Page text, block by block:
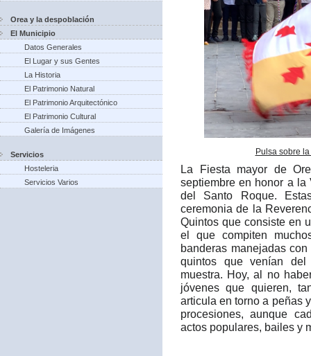
Orea y la despoblación
El Municipio
Datos Generales
El Lugar y sus Gentes
La Historia
El Patrimonio Natural
El Patrimonio Arquitectónico
El Patrimonio Cultural
Galería de Imágenes
Servicios
Hosteleria
Servicios Varios
Pulsa sobre
La Fiesta mayor de
septiembre en honor a
del Santo Roque.
ceremonia de la
Quintos que consiste en
el que compiten
banderas manejadas
quintos que venían
muestra. Hoy, al no
jóvenes que quieren,
articula en torno a peñas
procesiones, aunque
actos populares, bailes y